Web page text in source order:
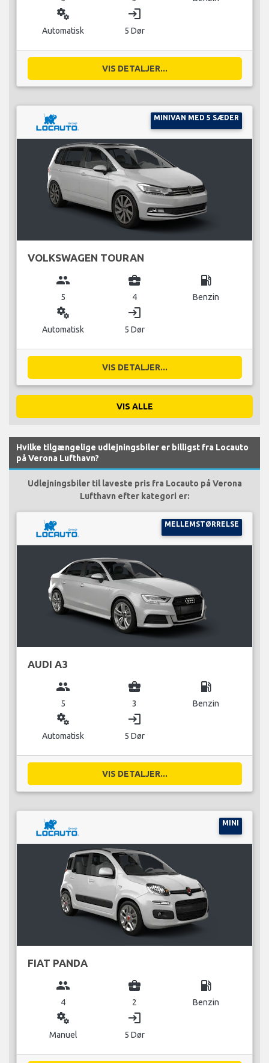
miscellaneous_services
Automatisk
login
5 Dør
VIS DETALJER...
MINIVAN MED 5 SÆDER
VOLKSWAGEN TOURAN
group
5
business_center
4
local_gas_station
Benzin
miscellaneous_services
Automatisk
login
5 Dør
VIS DETALJER...
VIS ALLE
Hvilke tilgængelige udlejningsbiler er billigst fra Locauto
på Verona Lufthavn?
Udlejningsbiler til laveste pris fra Locauto på Verona
Lufthavn efter kategori er:
MELLEMSTØRRELSE
AUDI A3
group
5
business_center
3
local_gas_station
Benzin
miscellaneous_services
Automatisk
login
5 Dør
VIS DETALJER...
MINI
FIAT PANDA
group
4
business_center
2
local_gas_station
Benzin
miscellaneous_services
Manuel
login
5 Dør